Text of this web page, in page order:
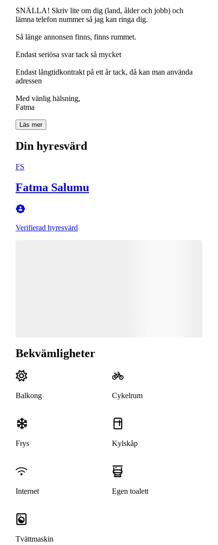
SNÄLLA! Skriv lite om dig (land, ålder och jobb) och
lämna telefon nummer så jag kan ringa dig.
Så länge annonsen finns, finns rummet.
Endast seriösa svar tack så mycket
Endast långtidkontrakt på ett år tack, då kan man använda
adressen
Med vänlig hälsning,
Fatma
Läs mer
Din hyresvärd
FS
Fatma Salumu
Verifierad hyresvärd
Bekvämligheter
Balkong Cykelrum
Frys Kylskåp
Internet Egen toalett
Tvättmaskin